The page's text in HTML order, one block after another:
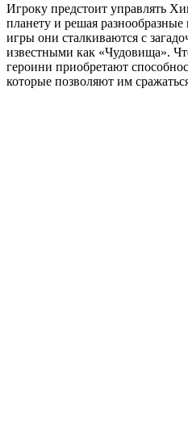
Игроку предстоит управлять
планету и решая
игры они сталкиваются с
известными как «Чудовища».
героини приобретают
которые позволяют им